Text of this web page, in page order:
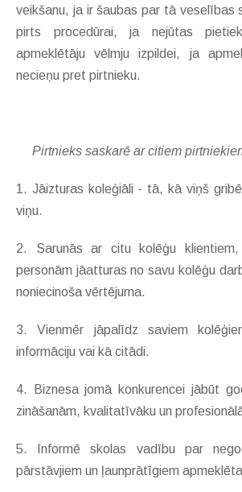
veikšanu, ja ir šaubas par tā veselības
pirts procedūrai, ja nejūtas
apmeklētāju vēlmju izpildei, ja
necieņu pret pirtnieku.
Pirtnieks saskarē ar citiem
1. Jāizturas koleģiāli - tā, kā viņš
viņu.
2. Sarunās ar citu kolēģu
personām jāatturas no savu kolēģu
noniecinoša vērtējuma.
3. Vienmēr jāpalīdz saviem
informāciju vai kā citādi.
4. Biznesa jomā konkurencei jābūt
zināšanām, kvalitatīvāku un
5. Informē skolas vadību par
pārstāvjiem un ļaunprātīgiem